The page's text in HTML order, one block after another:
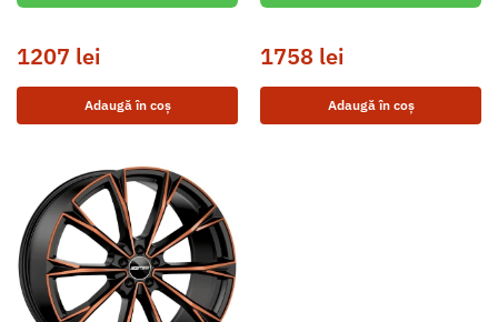
1207 lei
Adaugă în coș
1758 lei
Adaugă în coș